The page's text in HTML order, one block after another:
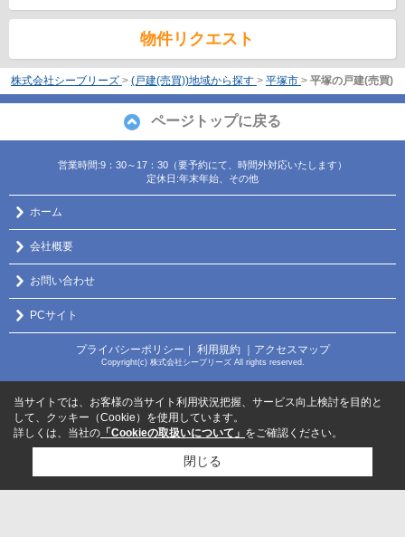
物件リクエスト
株式会社シーブリーズ > (戸建(売買))地域から探す > 平塚市 > 平塚の戸建(売買)
ページトップに戻る
営業時間:9：30～17：30（要予約にて、時間外対応いたします）
定休日:年末年始、その他
ホーム
会社概要
お問い合わせ
PCサイト
プライバシーポリシー ｜ 利用規約 ｜アクセスマップ
Copyright(c) 株式会社シーブリーズ All rights reserved.
当サイトでは、お客様の当サイト利用状況把握、サービス向上検討を目的と
して、クッキー（Cookie）を使用しています。
詳しくは、当社の 「Cookieの取扱いについて」 をご確認ください。
閉じる